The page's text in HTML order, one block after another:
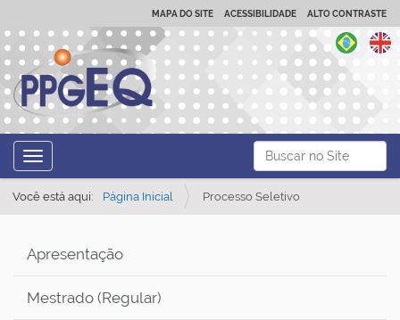
Busca
Busca Avançada…
MAPA DO SITE ACESSIBILIDADE ALTO CONTRASTE
Toggle navigation
Você está aqui: Página Inicial Processo Seletivo
Apresentação
Mestrado (Regular)